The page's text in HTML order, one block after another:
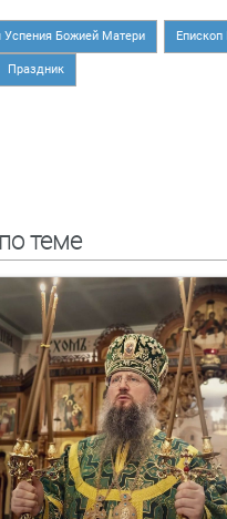
Успения Божией Матери Епископ
Праздник
теме